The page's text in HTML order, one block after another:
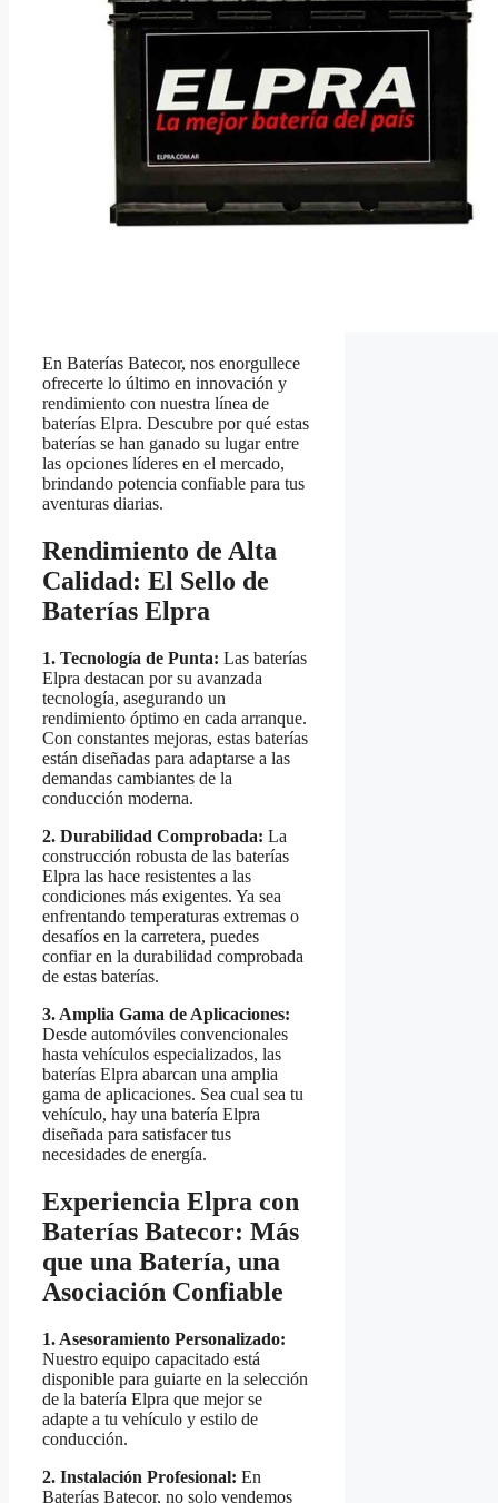
En Baterías Batecor, nos enorgullece
ofrecerte lo último en innovación y
rendimiento con nuestra línea de
baterías Elpra. Descubre por qué estas
baterías se han ganado su lugar entre
las opciones líderes en el mercado,
brindando potencia confiable para tus
aventuras diarias.
Rendimiento de Alta
Calidad: El Sello de
Baterías Elpra
1. Tecnología de Punta: Las baterías
Elpra destacan por su avanzada
tecnología, asegurando un
rendimiento óptimo en cada arranque.
Con constantes mejoras, estas baterías
están diseñadas para adaptarse a las
demandas cambiantes de la
conducción moderna.
2. Durabilidad Comprobada: La
construcción robusta de las baterías
Elpra las hace resistentes a las
condiciones más exigentes. Ya sea
enfrentando temperaturas extremas o
desafíos en la carretera, puedes
confiar en la durabilidad comprobada
de estas baterías.
3. Amplia Gama de Aplicaciones:
Desde automóviles convencionales
hasta vehículos especializados, las
baterías Elpra abarcan una amplia
gama de aplicaciones. Sea cual sea tu
vehículo, hay una batería Elpra
diseñada para satisfacer tus
necesidades de energía.
Experiencia Elpra con
Baterías Batecor: Más
que una Batería, una
Asociación Confiable
1. Asesoramiento Personalizado:
Nuestro equipo capacitado está
disponible para guiarte en la selección
de la batería Elpra que mejor se
adapte a tu vehículo y estilo de
conducción.
2. Instalación Profesional: En
Baterías Batecor, no solo vendemos